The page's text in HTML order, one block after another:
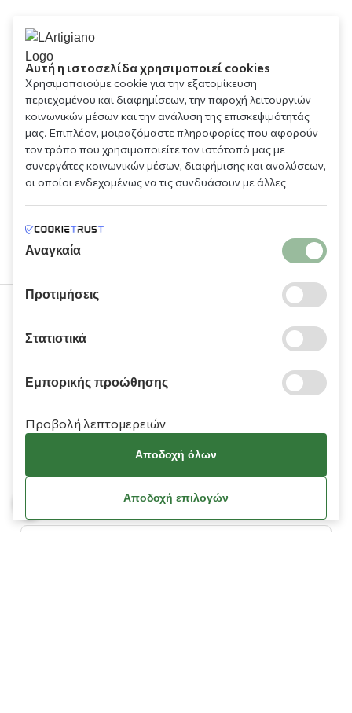
210 9709 100
Χρειάζεστε βοήθεια;
Αυτή η ιστοσελίδα χρησιμοποιεί cookies
Χρησιμοποιούμε cookie για την εξατομίκευση
περιεχομένου και διαφημίσεων, την παροχή λειτουργιών
κοινωνικών μέσων και την ανάλυση της επισκεψιμότητάς
μας. Επιπλέον, μοιραζόμαστε πληροφορίες που αφορούν
τον τρόπο που χρησιμοποιείτε τον ιστότοπό μας με
συνεργάτες κοινωνικών μέσων, διαφήμισης και αναλύσεων,
οι οποίοι ενδεχομένως να τις συνδυάσουν με άλλες
υπηρεσιών τους.
Αναγκαία
Προτιμήσεις
Στατιστικά
Εμπορικής προώθησης
Προβολή λεπτομερειών
Αποδοχή όλων
Αποδοχή επιλογών